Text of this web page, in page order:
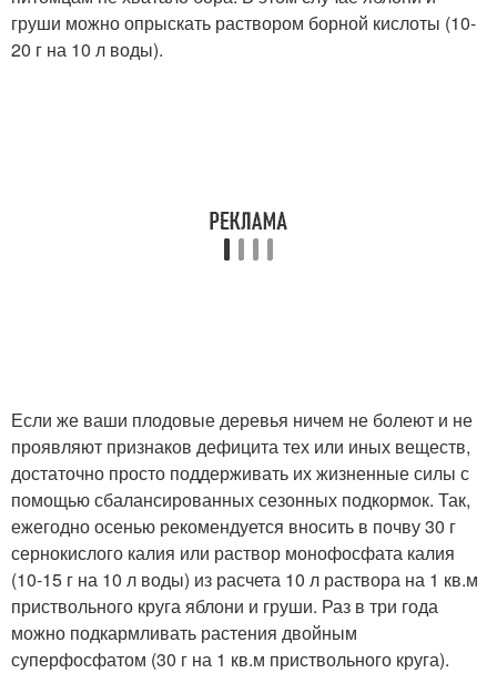
груши можно опрыскать раствором борной кислоты (10-
20 г на 10 л воды).
Если же ваши плодовые деревья ничем не болеют и не
проявляют признаков дефицита тех или иных веществ,
достаточно просто поддерживать их жизненные силы с
помощью сбалансированных сезонных подкормок. Так,
ежегодно осенью рекомендуется вносить в почву 30 г
сернокислого калия или раствор монофосфата калия
(10-15 г на 10 л воды) из расчета 10 л раствора на 1 кв.м
приствольного круга яблони и груши. Раз в три года
можно подкармливать растения двойным
суперфосфатом (30 г на 1 кв.м приствольного круга).